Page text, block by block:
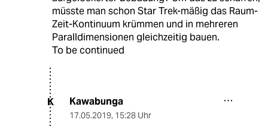
müsste man schon Star Trek-mäßig das Raum-
Zeit-Kontinuum krümmen und in mehreren
Paralldimensionen gleichzeitig bauen.
To be continued
K Kawabunga
17.05.2019, 15:28 Uhr